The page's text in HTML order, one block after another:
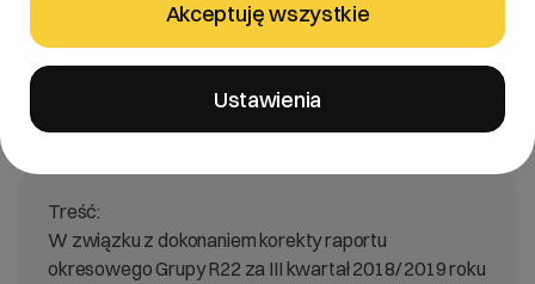
przekazywanych przez emitentów papierów
równoważne informacji wymaganych przepisami
prawa państwa niebędącego państwem
Treść:
W związku z dokonaniem korekty raportu
okresowego Grupy R22 za III kwartał 2018/ 2019 roku
Akceptuję wszystkie
Ustawienia